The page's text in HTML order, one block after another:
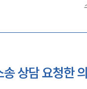
상담 요청한